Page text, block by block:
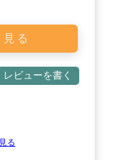
る
レビューを書く
る